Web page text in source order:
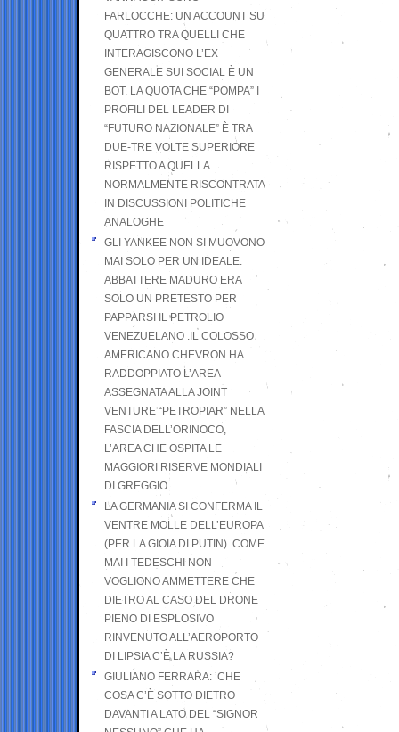
FARLOCCHE: UN ACCOUNT SU
QUATTRO TRA QUELLI CHE
INTERAGISCONO L’EX
GENERALE SUI SOCIAL È UN
BOT. LA QUOTA CHE “POMPA” I
PROFILI DEL LEADER DI
“FUTURO NAZIONALE” È TRA
DUE-TRE VOLTE SUPERIORE
RISPETTO A QUELLA
NORMALMENTE RISCONTRATA
IN DISCUSSIONI POLITICHE
ANALOGHE
GLI YANKEE NON SI MUOVONO
MAI SOLO PER UN IDEALE:
ABBATTERE MADURO ERA
SOLO UN PRETESTO PER
PAPPARSI IL PETROLIO
VENEZUELANO .IL COLOSSO
AMERICANO CHEVRON HA
RADDOPPIATO L’AREA
ASSEGNATA ALLA JOINT
VENTURE “PETROPIAR” NELLA
FASCIA DELL’ORINOCO,
L’AREA CHE OSPITA LE
MAGGIORI RISERVE MONDIALI
DI GREGGIO
LA GERMANIA SI CONFERMA IL
VENTRE MOLLE DELL’EUROPA
(PER LA GIOIA DI PUTIN). COME
MAI I TEDESCHI NON
VOGLIONO AMMETTERE CHE
DIETRO AL CASO DEL DRONE
PIENO DI ESPLOSIVO
RINVENUTO ALL’AEROPORTO
DI LIPSIA C’È LA RUSSIA?
GIULIANO FERRARA: ’CHE
COSA C’È SOTTO DIETRO
DAVANTI A LATO DEL “SIGNOR